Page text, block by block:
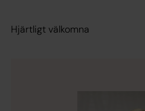
Hjärtligt välkomna